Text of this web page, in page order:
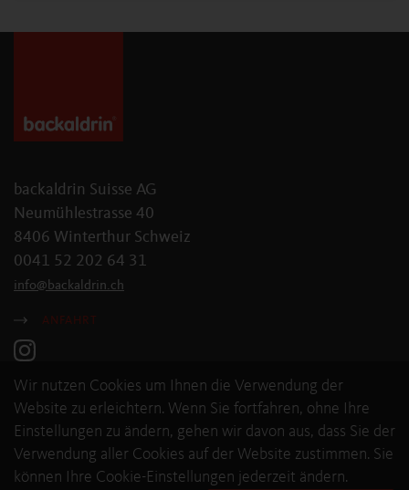
backaldrin Suisse AG
Neumühlestrasse 40
8406 Winterthur Schweiz
0041 52 202 64 31
info@backaldrin. ch
ANFAHRT
© 2026 backaldrin International The Kornspitz Company GmbH
Wir nutzen Cookies um Ihnen die Verwendung der
Website zu erleichtern. Wenn Sie fortfahren, ohne Ihre
Einstellungen zu ändern, gehen wir davon aus, dass Sie der
Verwendung aller Cookies auf der Website zustimmen. Sie
können Ihre Cookie-Einstellungen jederzeit ändern.